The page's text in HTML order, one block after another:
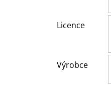
Licence
Výrobce